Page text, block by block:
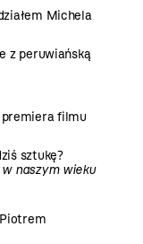
Michela
z peruwiańską
premiera filmu
sztukę?
naszym wieku